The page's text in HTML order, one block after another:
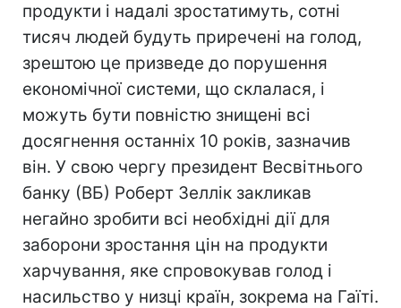
продукти і надалі зростатимуть, сотні
тисяч людей будуть приречені на голод,
зрештою це призведе до порушення
економічної системи, що склалася, і
можуть бути повністю знищені всі
досягнення останніх 10 років, зазначив
він. У свою чергу президент Весвітнього
банку (ВБ) Роберт Зеллік закликав
негайно зробити всі необхідні дії для
заборони зростання цін на продукти
харчування, яке спровокував голод і
насильство у низці країн, зокрема на Гаїті.